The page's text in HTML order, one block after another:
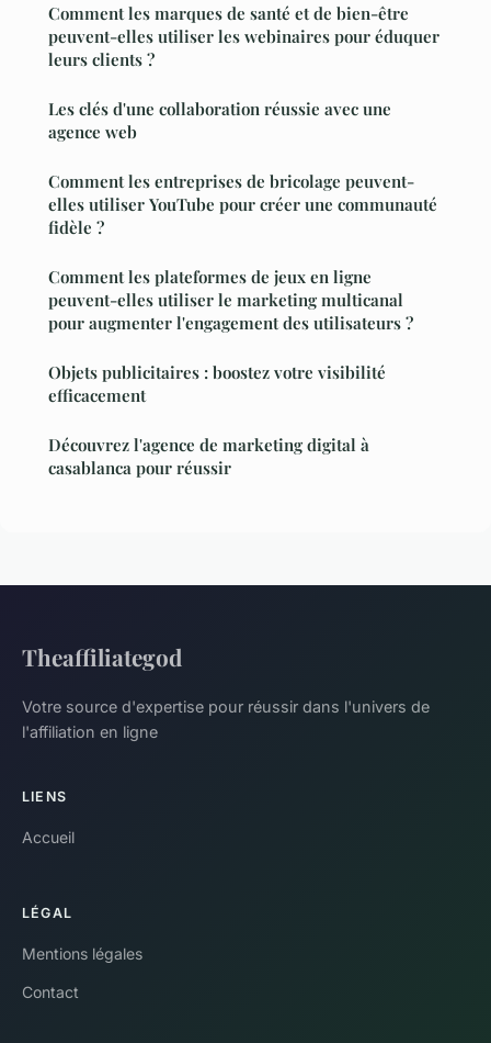
Comment les marques de santé et de bien-être
peuvent-elles utiliser les webinaires pour éduquer
leurs clients ?
Les clés d'une collaboration réussie avec une
agence web
Comment les entreprises de bricolage peuvent-
elles utiliser YouTube pour créer une communauté
fidèle ?
Comment les plateformes de jeux en ligne
peuvent-elles utiliser le marketing multicanal
pour augmenter l'engagement des utilisateurs ?
Objets publicitaires : boostez votre visibilité
efficacement
Découvrez l'agence de marketing digital à
casablanca pour réussir
Theaffiliategod
Votre source d'expertise pour réussir dans l'univers de
l'affiliation en ligne
LIENS
Accueil
LÉGAL
Mentions légales
Contact